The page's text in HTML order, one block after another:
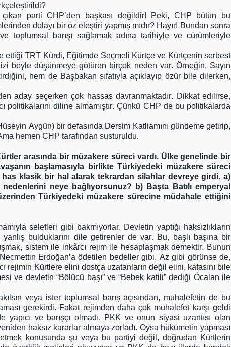
çıkan parti CHP’den başkası değildir! Peki, CHP bütün bu
dolayı bir öz eleştiri yapmış mıdır? Hayır! Bundan sonra
toplumsal barışı sağlamak adına tarihiyle ve cürümleriyle
ettiği TRT Kürdi, Eğitimde Seçmeli Kürtçe ve Kürtçenin serbest
böyle düşünmeye götüren birçok neden var. Örneğin, Sayın
hem de Başbakan sıfatıyla açıklayıp özür bile dilerken,
aday seçerken çok hassas davranmaktadır. Dikkat edilirse,
diline almamıştır. Çünkü CHP de bu politikalarda
Aygün) bir defasında Dersim Katliamını gündeme getirip,
hemen CHP tarafından susturuldu.
arasında bir müzakere süreci vardı. Ülke genelinde bir
başlamasıyla birlikte Türkiyedeki müzakere süreci
klasik bir hal alarak tekrardan silahlar devreye girdi. a)
neye bağlıyorsunuz? b) Başta Batılı emperyal
Türkiyedeki müzakere sürecine müdahale ettiğini
selefleri gibi bakmıyorlar. Devletin yaptığı haksızlıkların
bulduklarını dile getirenler de var. Bu, başlı başına bir
sistem ile inkârcı rejim ile hesaplaşmak demektir. Bunun
Erdoğan’a ödetilen bedeller gibi. Az gibi görünse de,
rejimin Kürtlere elini dostça uzatanların değil elini, kafasını bile
ve devletin “Bölücü başı” ve “Bebek katili” dediği Öcalan ile
veya ister toplumsal barış açısından, muhalefetin de bu
gerekirdi. Fakat rejimden daha çok muhalefet karşı geldi
ve barışçı olmadı. PKK ve onun siyasi uzantısı olan
haksız kararlar almaya zorladı. Oysa hükümetin yapması
konusunda şu veya bu partiyi değil, doğrudan Kürtlerin